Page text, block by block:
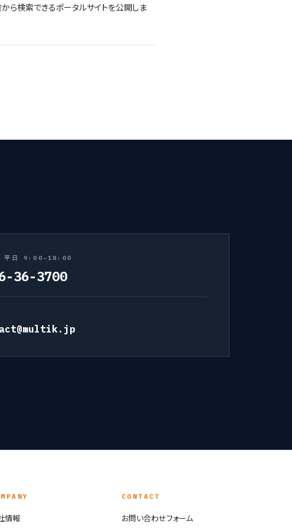
ら検索できるポータルサイトを公開しま
日 9:00–18:00
36-3700
情報
CONTACT
お問い合わせフォーム